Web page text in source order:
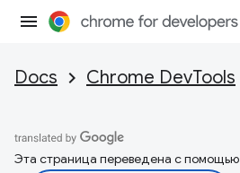
Docs Chrome DevTools
Эта страница переведена с помощью